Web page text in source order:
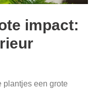
impact:
plantjes een grote